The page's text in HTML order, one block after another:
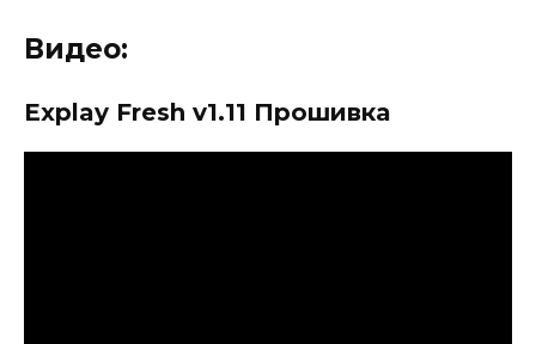
Видео:
Explay Fresh v1.11 Прошивка